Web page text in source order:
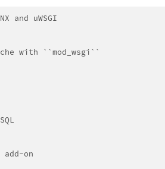
and uWSGI
with ``mod_wsgi``
on